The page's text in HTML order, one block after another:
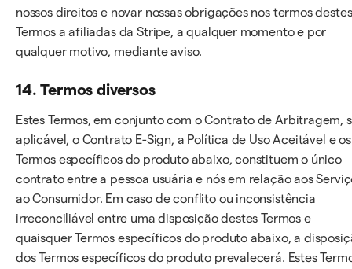
nossos direitos e novar nossas obrigações nos termos destes
Termos a afiliadas da Stripe, a qualquer momento e por
qualquer motivo, mediante aviso.
14. Termos diversos
Estes Termos, em conjunto com o Contrato de Arbitragem,
aplicável, o Contrato E-Sign, a Política de Uso Aceitável e os
Termos específicos do produto abaixo, constituem o único
contrato entre a pessoa usuária e nós em relação aos
ao Consumidor. Em caso de conflito ou inconsistência
irreconciliável entre uma disposição destes Termos e
quaisquer Termos específicos do produto abaixo, a
dos Termos específicos do produto prevalecerá. Estes